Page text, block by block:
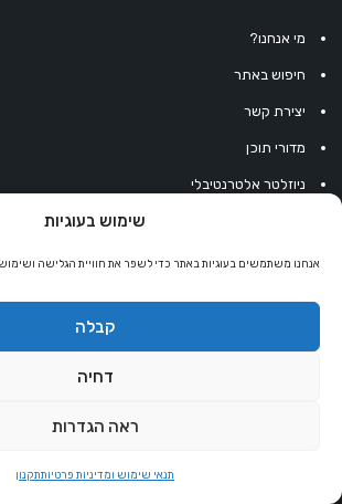
שימוש בעוגיות
אנחנו משתמשים בעוגיות באתר כדי לשפר את חוויית הגלישה
קבלה
דחיה
ראה הגדרות
תנאי שימוש ומדיניות פרטיותתקנון
מי אנחנו?
חיפוש באתר
יצירת קשר
מדורי תוכן
ניוזלטר אלטרנטיבלי
תנאי שימוש ומדיניות פרטיות